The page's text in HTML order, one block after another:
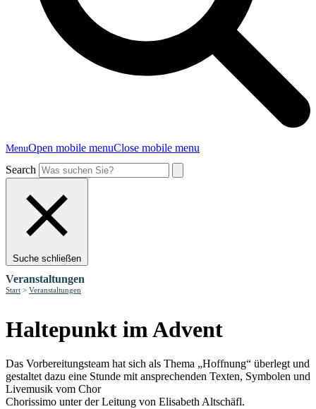
MenuOpen mobile menuClose mobile menu
Search
Suche schließen
Veranstaltungen
Start > Veranstaltungen
Haltepunkt im Advent
Das Vorbereitungsteam hat sich als Thema „Hoffnung“ überlegt und
gestaltet dazu eine Stunde mit ansprechenden Texten, Symbolen und
Livemusik vom Chor
Chorissimo unter der Leitung von Elisabeth Altschäfl.